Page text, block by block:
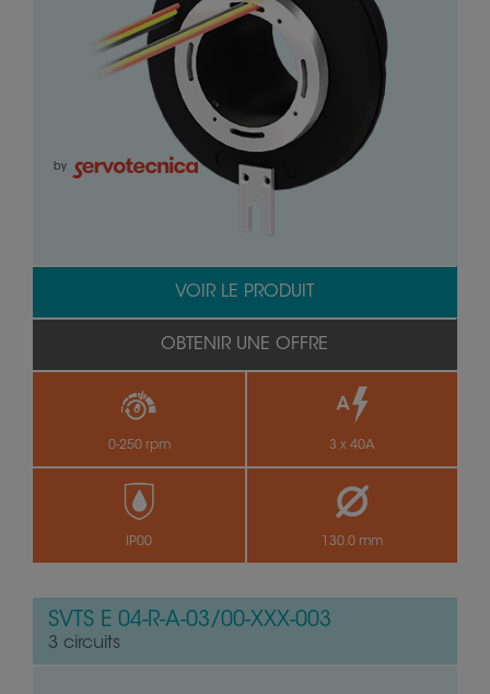
by
0-250 rpm 3 x 40A
IP00 130.0 mm
VOIR LE PRODUIT
OBTENIR UNE OFFRE
SVTS E 04-R-A-03/00-XXX-003
3 circuits